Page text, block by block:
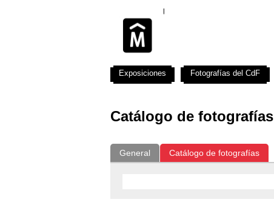
Catálogo de fotografías
General Catálogo de fotografías
Exposiciones Fotografías del CdF